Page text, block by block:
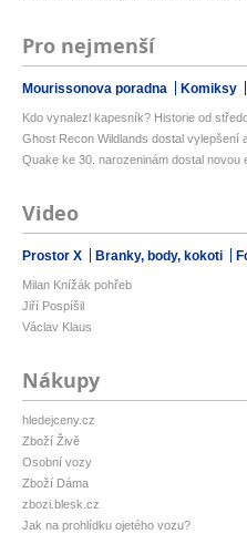
Pro nejmenší
Mourissonova poradna Komiksy
Kdo vynalezl kapesník? Historie od
Ghost Recon Wildlands dostal vylepšení
Quake ke 30. narozeninám dostal novou
Video
Prostor X Branky, body, kokoti
Milan Knížák pohřeb
Jiří Pospíšil
Václav Klaus
Nákupy
hledejceny.cz
Zboží Živě
Osobní vozy
Zboží Dáma
zbozi.blesk.cz
Jak na prohlídku ojetého vozu?